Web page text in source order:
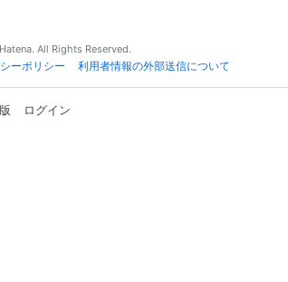
All Rights Reserved.
ーポリシー 利用者情報の外部送信について
ログイン